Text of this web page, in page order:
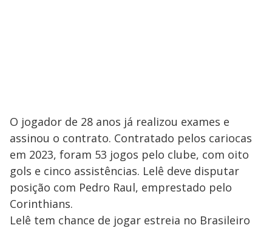
O jogador de 28 anos já realizou exames e
assinou o contrato. Contratado pelos cariocas
em 2023, foram 53 jogos pelo clube, com oito
gols e cinco assistências. Lelê deve disputar
posição com Pedro Raul, emprestado pelo
Corinthians.
Lelê tem chance de jogar estreia no Brasileiro